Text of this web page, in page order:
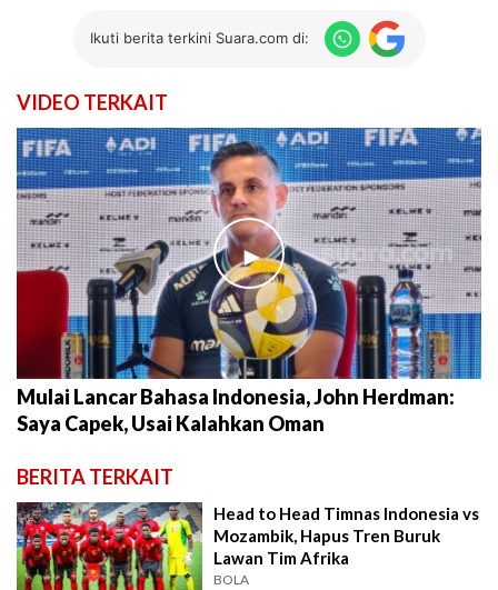
Ikuti berita terkini Suara.com di:
VIDEO TERKAIT
►
Mulai Lancar Bahasa Indonesia, John Herdman:
Saya Capek, Usai Kalahkan Oman
BERITA TERKAIT
Head to Head Timnas Indonesia vs
Mozambik, Hapus Tren Buruk
Lawan Tim Afrika
BOLA